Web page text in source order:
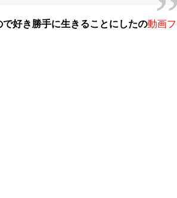
好き勝手に生きることにしたの動画フ